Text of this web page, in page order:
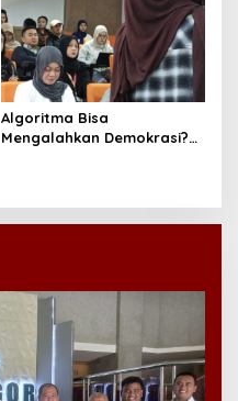
Algoritma Bisa
Mengalahkan Demokrasi?